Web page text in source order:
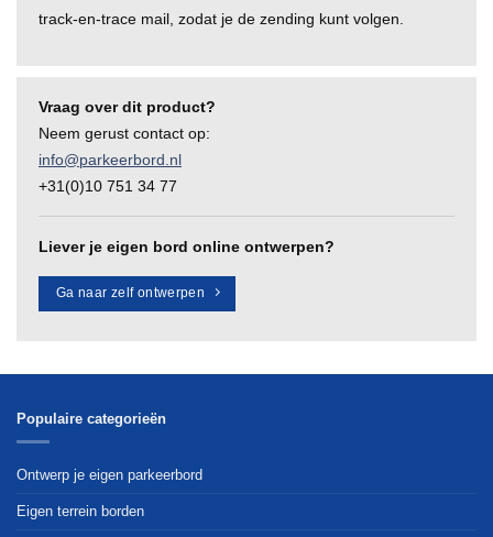
track-en-trace mail, zodat je de zending kunt volgen.
Vraag over dit product?
Neem gerust contact op:
info@parkeerbord.nl
+31(0)10 751 34 77
Liever je eigen bord online ontwerpen?
Ga naar zelf ontwerpen
Populaire categorieën
Ontwerp je eigen parkeerbord
Eigen terrein borden